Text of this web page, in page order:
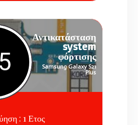
Αντικατάσταση
system
φόρτισης
Samsung Galaxy S21
Plus
: 1 Ετος